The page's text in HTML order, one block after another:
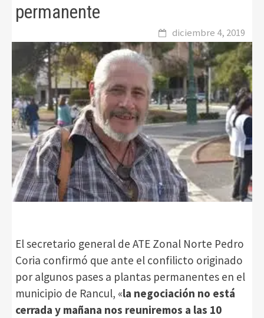
permanente
diciembre 4, 2019
El secretario general de ATE Zonal Norte Pedro
Coria confirmó que ante el confilicto originado
por algunos pases a plantas permanentes en el
municipio de Rancul, «la negociación no está
cerrada y mañana nos reuniremos a las 10